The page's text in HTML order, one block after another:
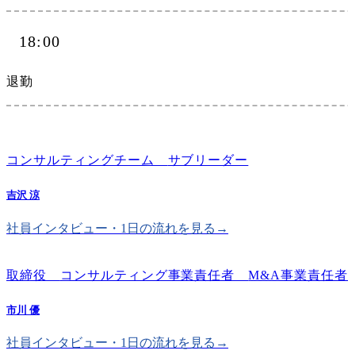
18:00
退勤
コンサルティングチーム サブリーダー
吉沢 涼
社員インタビュー・1日の流れを見る→
取締役 コンサルティング事業責任者M&A事業責任者
市川 優
社員インタビュー・1日の流れを見る→